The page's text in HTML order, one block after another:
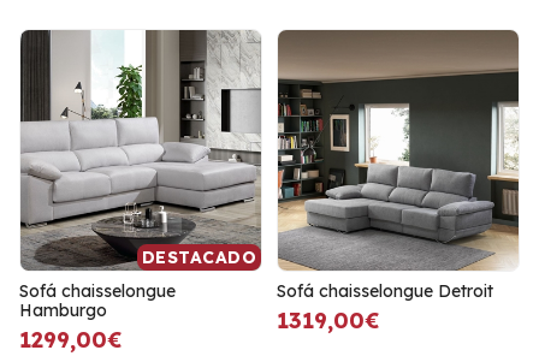
DESTACADO
Sofá chaisselongue
Hamburgo
1299,00€
Sofá chaisselongue Detroit
1319,00€